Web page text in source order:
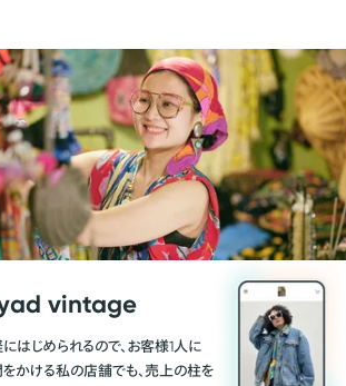
vintage
はじめられるので、お客様1人に
かける私の店舗でも、売上の柱を